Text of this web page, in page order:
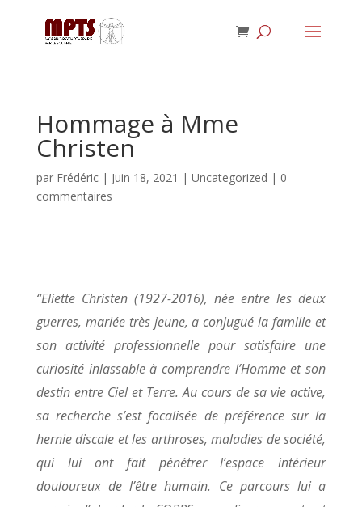
Hommage à Mme
Christen
par Frédéric| Juin 18, 2021 | Uncategorized | 0
commentaires
“Eliette Christen (1927-2016), née entre les deux
guerres, mariée très jeune, a conjugué la famille et
son activité professionnelle pour satisfaire une
curiosité inlassable à comprendre l’Homme et son
destin entre Ciel et Terre. Au cours de sa vie active,
sa recherche s’est focalisée de préférence sur la
hernie discale et les arthroses, maladies de société,
qui lui ont fait pénétrer l’espace intérieur
douloureux de l’être humain. Ce parcours lui a